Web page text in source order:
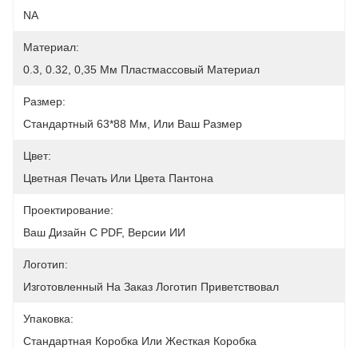
NA
Материал:
0.3, 0.32, 0,35 Мм Пластмассовый Материал
Размер:
Стандартный 63*88 Мм, Или Ваш Размер
Цвет:
Цветная Печать Или Цвета Пантона
Проектирование:
Ваш Дизайн С PDF, Версии ИИ
Логотип:
Изготовленный На Заказ Логотип Приветствовал
Упаковка:
Стандартная Коробка Или Жесткая Коробка